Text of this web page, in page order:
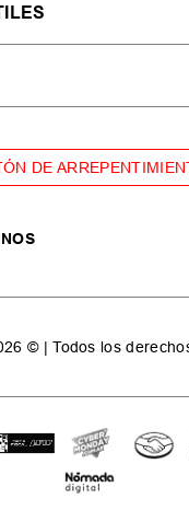
DE
© | Todos los